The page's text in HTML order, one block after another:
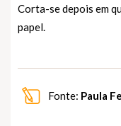
Corta-se depois em
papel.
Fonte: Paula